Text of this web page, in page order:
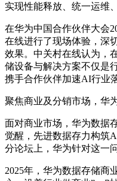
实现性能释放、统一运维
在华为中国合作伙伴大会
在线进行了现场体验，深
效果。 中关村在线认为，
储设备与解决方案不仅是
携手合作伙伴加速AI行业
聚焦商业及分销市场，华
面对商业市场，华为数据
觉醒，先进数据存力构筑
分论坛上，华为针对这一
2025年，华为数据存储商